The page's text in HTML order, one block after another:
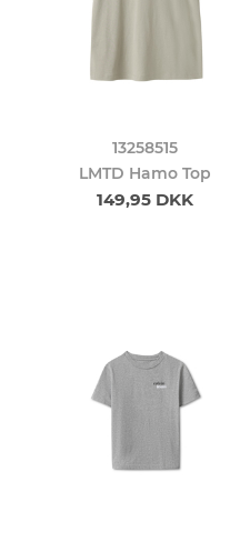
13258515
LMTD Hamo Top
149,95 DKK